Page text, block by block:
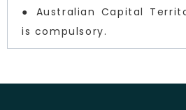
● Australian Capital
is compulsory.